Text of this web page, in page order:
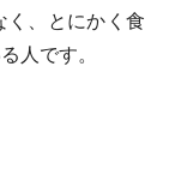
く、とにかく食
人です。